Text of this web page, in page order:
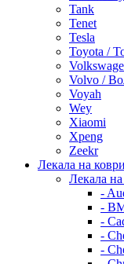
Tank
Tenet
Tesla
Toyota /
Volvo /
Voyah
Wey
Xiaomi
Xpeng
Zeekr
Лекала на
Лекала
-
-
-
-
-